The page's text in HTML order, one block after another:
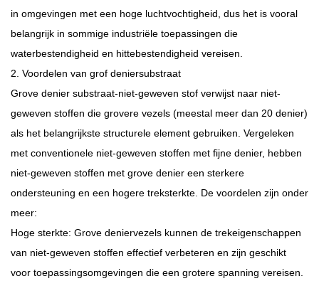
in omgevingen met een hoge luchtvochtigheid, dus het is vooral
belangrijk in sommige industriële toepassingen die
waterbestendigheid en hittebestendigheid vereisen.
2. Voordelen van grof deniersubstraat
Grove denier substraat-niet-geweven stof verwijst naar niet-
geweven stoffen die grovere vezels (meestal meer dan 20 denier)
als het belangrijkste structurele element gebruiken. Vergeleken
met conventionele niet-geweven stoffen met fijne denier, hebben
niet-geweven stoffen met grove denier een sterkere
ondersteuning en een hogere treksterkte. De voordelen zijn onder
meer:
Hoge sterkte: Grove deniervezels kunnen de trekeigenschappen
van niet-geweven stoffen effectief verbeteren en zijn geschikt
voor toepassingsomgevingen die een grotere spanning vereisen.